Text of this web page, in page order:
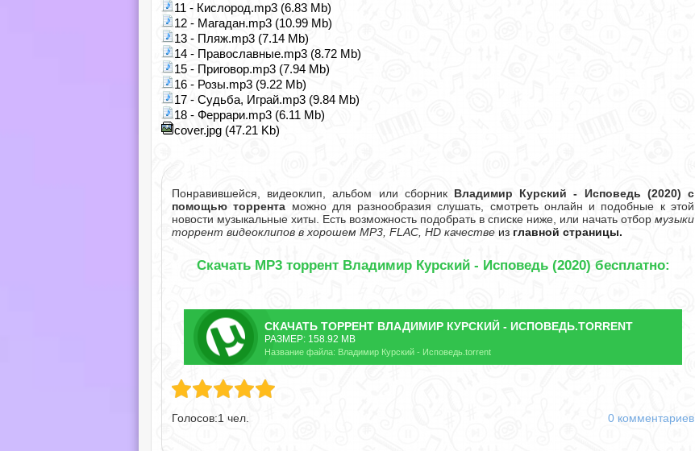
11 - Кислород.mp3 (6.83 Mb)
12 - Магадан.mp3 (10.99 Mb)
13 - Пляж.mp3 (7.14 Mb)
14 - Православные.mp3 (8.72 Mb)
15 - Приговор.mp3 (7.94 Mb)
16 - Розы.mp3 (9.22 Mb)
17 - Судьба, Играй.mp3 (9.84 Mb)
18 - Феррари.mp3 (6.11 Mb)
cover.jpg (47.21 Kb)
Понравившейся, видеоклип, альбом или сборник Владимир Курский - Исповедь (2020) с
помощью торрента можно для разнообразия слушать, смотреть онлайн и подобные к этой
новости музыкальные хиты. Есть возможность подобрать в списке ниже, или начать отбор музыки
торрент видеоклипов в хорошем MP3, FLAC, HD качестве из главной страницы.
Скачать MP3 торрент Владимир Курский - Исповедь (2020) бесплатно:
СКАЧАТЬ ТОРРЕНТ ВЛАДИМИР КУРСКИЙ - ИСПОВЕДЬ.TORRENT
РАЗМЕР: 158.92 MB
Название файла: Владимир Курский - Исповедь.torrent
Голосов:1 чел. 0 комментариев